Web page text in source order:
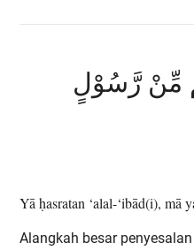
مِّنْ رَّسُوْلٍ
Yā ḥasratan ‘alal-‘ibād(i),
Alangkah besar